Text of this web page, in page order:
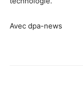
Avec dpa-news